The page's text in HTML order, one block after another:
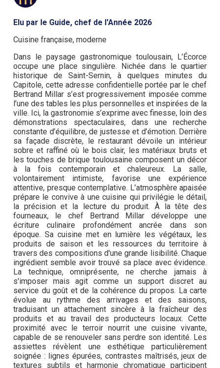
Elu par le Guide, chef de l'Année 2026
Cuisine française, moderne
Dans le paysage gastronomique toulousain, L’Écorce
occupe une place singulière. Nichée dans le quartier
historique de Saint-Sernin, à quelques minutes du
Capitole, cette adresse confidentielle portée par le chef
Bertrand Millar s’est progressivement imposée comme
l’une des tables les plus personnelles et inspirées de la
ville. Ici, la gastronomie s’exprime avec finesse, loin des
démonstrations spectaculaires, dans une recherche
constante d’équilibre, de justesse et d’émotion. Derrière
sa façade discrète, le restaurant dévoile un intérieur
sobre et raffiné où le bois clair, les matériaux bruts et
les touches de brique toulousaine composent un décor
à la fois contemporain et chaleureux. La salle,
volontairement intimiste, favorise une expérience
attentive, presque contemplative. L’atmosphère apaisée
prépare le convive à une cuisine qui privilégie le détail,
la précision et la lecture du produit. À la tête des
fourneaux, le chef Bertrand Millar développe une
écriture culinaire profondément ancrée dans son
époque. Sa cuisine met en lumière les végétaux, les
produits de saison et les ressources du territoire à
travers des compositions d'une grande lisibilité. Chaque
ingrédient semble avoir trouvé sa place avec évidence.
La technique, omniprésente, ne cherche jamais à
s'imposer mais agit comme un support discret au
service du goût et de la cohérence du propos. La carte
évolue au rythme des arrivages et des saisons,
traduisant un attachement sincère à la fraîcheur des
produits et au travail des producteurs locaux. Cette
proximité avec le terroir nourrit une cuisine vivante,
capable de se renouveler sans perdre son identité. Les
assiettes révèlent une esthétique particulièrement
soignée : lignes épurées, contrastes maîtrisés, jeux de
textures subtils et harmonie chromatique participent